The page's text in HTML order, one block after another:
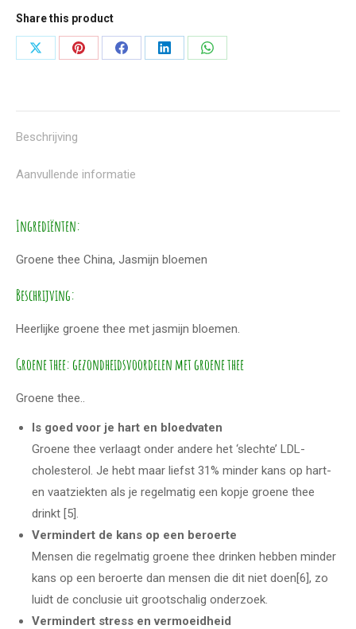
Share this product
Deel
Deel
Deel
Deel
Deel
Beschrijving
Aanvullende informatie
Ingrediënten:
Groene thee China, Jasmijn bloemen
Beschrijving:
Heerlijke groene thee met jasmijn bloemen.
Groene thee: gezondheidsvoordelen met groene thee
Groene thee..
Is goed voor je hart en bloedvaten
Groene thee verlaagt onder andere het ‘slechte’ LDL-
cholesterol. Je hebt maar liefst 31% minder kans op hart-
en vaatziekten als je regelmatig een kopje groene thee
drinkt [5].
Vermindert de kans op een beroerte
Mensen die regelmatig groene thee drinken hebben minder
kans op een beroerte dan mensen die dit niet doen[6], zo
luidt de conclusie uit grootschalig onderzoek.
Vermindert stress en vermoeidheid